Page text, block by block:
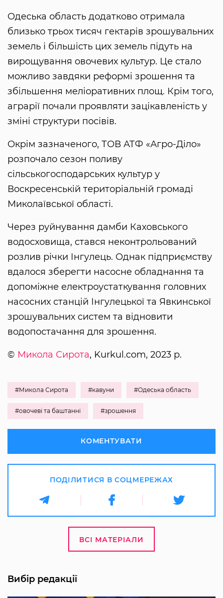
Одеська область додатково отримала
близько трьох тисяч гектарів зрошувальних
земель і більшість цих земель підуть на
вирощування овочевих культур. Це стало
можливо завдяки реформі зрошення та
збільшення меліоративних площ. Крім того,
аграрії почали проявляти зацікавленість у
зміні структури посівів.
Окрім зазначеного, ТОВ АТФ «Агро-Діло»
розпочало сезон поливу
сільськогосподарських культур у
Воскресенській територіальній громаді
Миколаївської області.
Через руйнування дамби Каховського
водосховища, стався неконтрольований
розлив річки Інгулець. Однак підприємству
вдалося зберегти насосне обладнання та
допоміжне електроустаткування головних
насосних станцій Інгулецької та Явкинської
зрошувальних систем та відновити
водопостачання для зрошення.
© Микола Сирота, Kurkul.com, 2023 р.
#Микола Сирота #кавуни #Одеська область
#овочеві та баштанні #зрошення
КОМЕНТУВАТИ
ПОДІЛИТИСЯ В СОЦМЕРЕЖАХ
ВСІ МАТЕРІАЛИ
Вибір редакції